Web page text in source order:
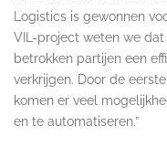
Logistics is gewonnen
VIL-project weten we
betrokken partijen een
verkrijgen. Door de
komen er veel
en te automatiseren.”